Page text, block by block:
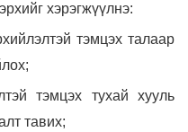
хэрэгжүүлнэ:
тэмцэх талаар
тэмцэх тухай хууль
тавих;